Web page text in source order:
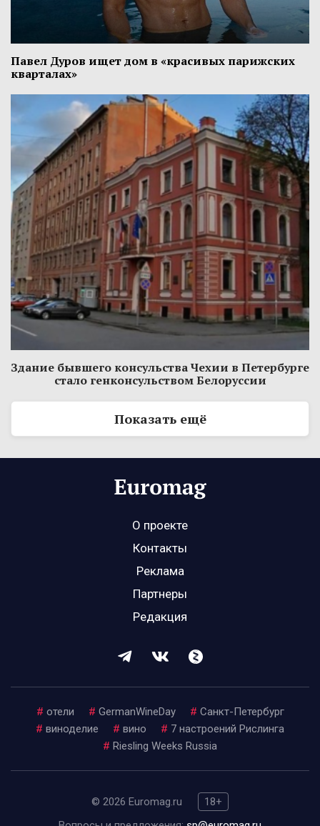
Павел Дуров ищет дом в «красивых парижских
кварталах»
Здание бывшего консульства Чехии в Петербурге
стало генконсульством Белоруссии
Показать ещё
О проекте
Контакты
Реклама
Партнеры
Редакция
# отели # GermanWineDay # Санкт-Петербург
# виноделие # вино # 7 настроений Рислинга
# Riesling Weeks Russia
© 2026 Euromag.ru
18+